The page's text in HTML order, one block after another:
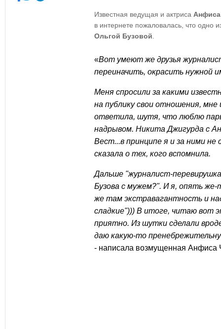
Известная ведущая и актриса
в интернете пожаловалась, что одно
Ольгой Бузовой
«Вот умеют же друзья
переиначить, окрасить нужной
Меня спросили за какими
на публику свои отношения,
ответила, шутя, что люблю
надрывом. Никита Джигурда с
Вест...в принципе я и за ними не
сказала о тех, кого вспомнила.
Дальше "журналист-
Бузова с мужем?". И я, опять
же там экстравагантность и
сладкие"))) В итоге, читаю вот
приятно. Из шутки сделали
даю какую-то
- написала возмущенная Анфиса